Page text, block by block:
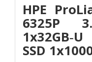
HPE
6325P
SSD